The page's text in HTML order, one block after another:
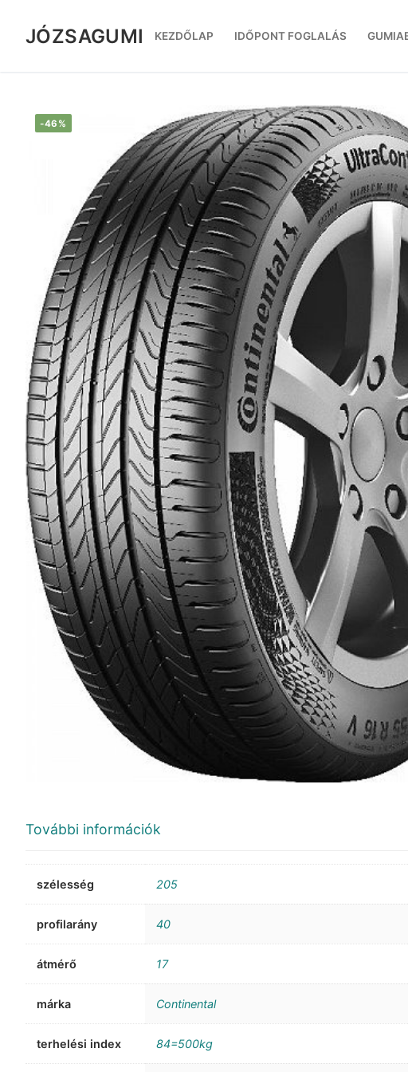
tartalomra
JÓZSAGUMI KEZDŐLAP IDŐPONT FOGLALÁS
-46%
További információk
szélesség 205
profilarány 40
átmérő 17
márka Continental
terhelési index 84=500kg